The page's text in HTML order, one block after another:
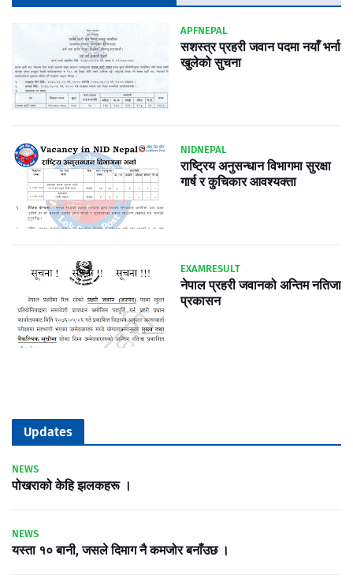
APFNEPAL
सशस्त्र प्रहरी जवान पदमा नयाँ भर्ना
खुलेको सुचना
NIDNEPAL
राष्ट्रिय अनुसन्धान विभागमा सुरक्षा
गार्ष र कुचिकार आवश्यक्ता
EXAMRESULT
नेपाल प्रहरी जवानको अन्तिम नतिजा
प्रकासन
Updates
NEWS
पोखराको केहि झलकहरू ।
NEWS
यस्ता १० बानी, जसले दिमाग नै कमजोर बनाँउछ ।